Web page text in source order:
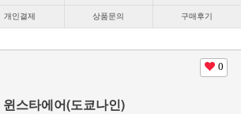
개인결제 상품문의 구매후기
0
윈스타에어(도쿄나인)